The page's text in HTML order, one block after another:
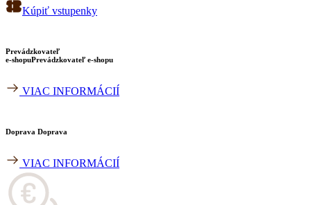
Kúpiť vstupenky
Prevádzkovateľ
e-shopuPrevádzkovateľ e-shopu
VIAC INFORMÁCIÍ
Doprava Doprava
VIAC INFORMÁCIÍ